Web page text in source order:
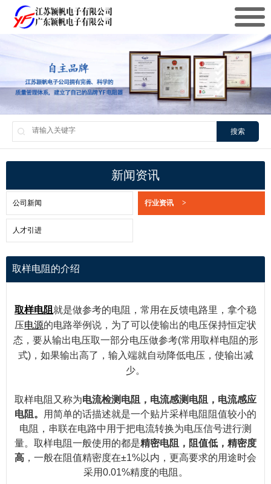
搜索
新闻资讯
公司新闻 行业资讯 >
人才引进
取样电阻的介绍
取样电阻 就是做参考的电阻，常用在反馈电路里，拿个稳
压电源的电路举例说，为了可以使输出的电压保持恒定状
态，要从输出电压取一部分电压做参考(常用取样电阻的形
式)，如果输出高了，输入端就自动降低电压，使输出减
少。
取样电阻又称为电流检测电阻，电流感测电阻，电流感应
电阻。
用简单的话描述就是一个贴片采样电阻阻值较小的
电阻，串联在电路中用于把电流转换为电压信号进行测
量。取样电阻一般使用的都是精密电阻，阻值低，精密度
高 ，一般在阻值精密度在±1%以内，更高要求的用途时会
采用0.01%精度的电阻。